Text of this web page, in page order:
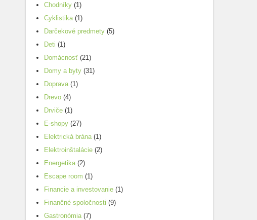
Chodníky (1)
Cyklistika (1)
Darčekové predmety (5)
Deti (1)
Domácnosť (21)
Domy a byty (31)
Doprava (1)
Drevo (4)
Drviče (1)
E-shopy (27)
Elektrická brána (1)
Elektroinštalácie (2)
Energetika (2)
Escape room (1)
Financie a investovanie (1)
Finančné spoločnosti (9)
Gastronómia (7)